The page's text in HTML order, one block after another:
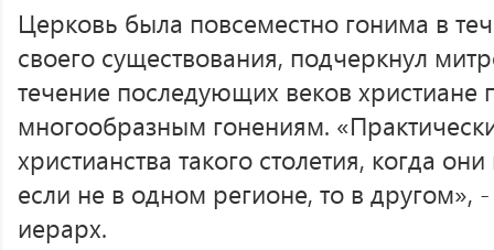
Церковь была повсеместно гонима в
своего существования, подчеркнул
течение последующих веков христиане
многообразным гонениям.
христианства такого столетия, когда
если не в одном регионе, то в другом», -
иерарх.